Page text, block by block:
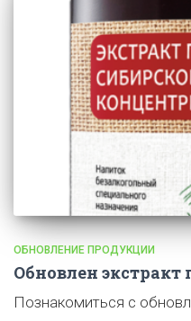
ОБНОВЛЕНИЕ ПРОДУКЦИИ
Обновлен
Познакомиться с